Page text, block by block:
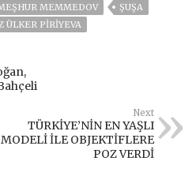
MEMMEDOV
ŞUŞA
ÜLKER PIRIYEVA
Next
TÜRKİYE’NİN EN YAŞLI
MODELİ İLE OBJEKTİFLERE
POZ VERDİ